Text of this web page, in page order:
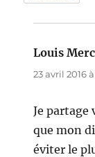
Louis
23 avril 2016
Je partage
que mon
éviter le